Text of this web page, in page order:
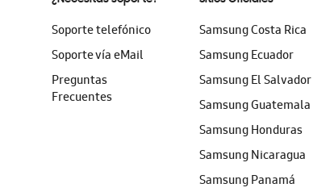
Soporte telefónico
Soporte vía eMail
Preguntas
Frecuentes
Samsung Costa Rica
Samsung Ecuador
Samsung El Salvador
Samsung Guatemala
Samsung Honduras
Samsung Nicaragua
Samsung Panamá